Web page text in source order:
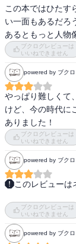
この本ではひたす
い一面もあるだろ
あるともっと人物
ブクログレビューは
いいねできません
powered by ブク
やっぱり難しくて
けど、今の時代に
ブクログレビューは
いいねできません
powered by ブク
このレビューは
海賊とよばれた男
以下ネタバレ含み
本屋大賞受賞作と
ブクログレビューは
いいねできません
powered by ブク